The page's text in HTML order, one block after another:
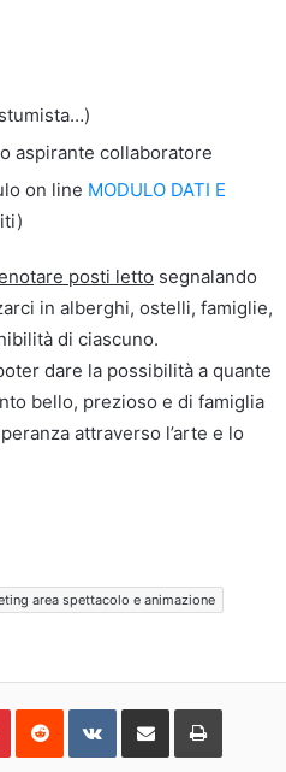
aspirante collaboratore
on line MODULO DATI E
posti letto segnalando
in alberghi, ostelli, famiglie,
di ciascuno.
dare la possibilità a quante
bello, prezioso e di famiglia
attraverso l’arte e lo
area spettacolo e animazione
PinterestReddit VKontakteShare
Email
Print